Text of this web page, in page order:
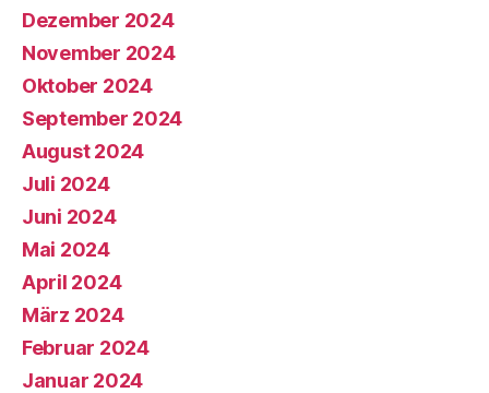
Dezember 2024
November 2024
Oktober 2024
September 2024
August 2024
Juli 2024
Juni 2024
Mai 2024
April 2024
März 2024
Februar 2024
Januar 2024